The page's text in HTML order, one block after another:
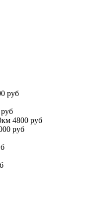
руб
4800 руб
руб